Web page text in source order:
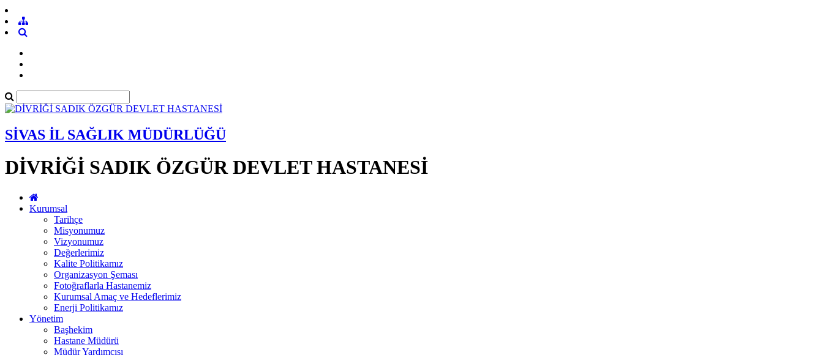
SİVAS İL SAĞLIK MÜDÜRLÜĞÜ
DİVRİĞİ SADIK ÖZGÜR DEVLET HASTANESİ
Kurumsal
Tarihçe
Misyonumuz
Vizyonumuz
Değerlerimiz
Kalite Politikamız
Organizasyon Şeması
Fotoğraflarla Hastanemiz
Kurumsal Amaç ve Hedeflerimiz
Enerji Politikamız
Yönetim
Başhekim
Hastane Müdürü
Müdür Yardımcısı